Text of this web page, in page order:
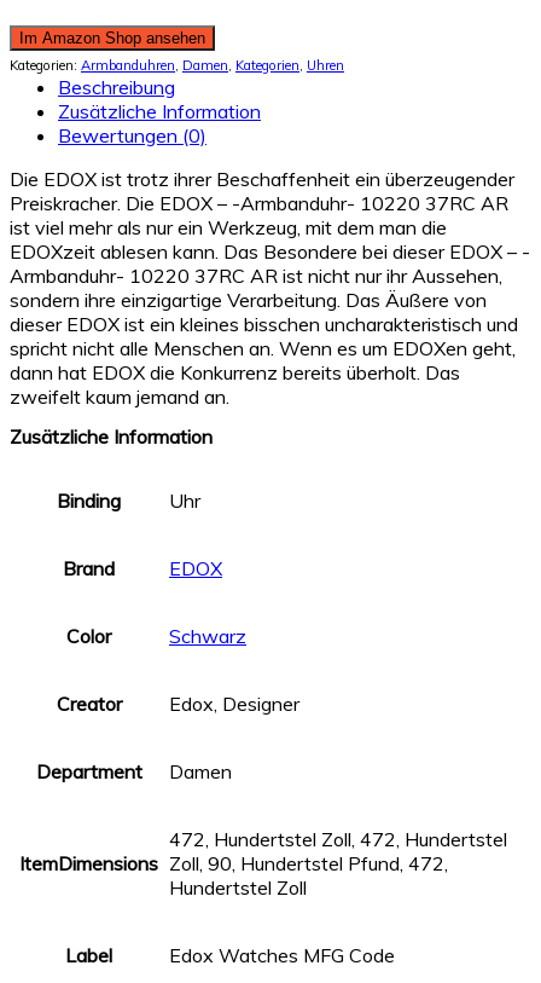
Im Amazon Shop ansehen
Kategorien: Armbanduhren, Damen, Kategorien, Uhren
Beschreibung
Zusätzliche Information
Bewertungen (0)
Die EDOX ist trotz ihrer Beschaffenheit ein überzeugender
Preiskracher. Die EDOX – -Armbanduhr- 10220 37RC AR
ist viel mehr als nur ein Werkzeug, mit dem man die
EDOXzeit ablesen kann. Das Besondere bei dieser EDOX – -
Armbanduhr- 10220 37RC AR ist nicht nur ihr Aussehen,
sondern ihre einzigartige Verarbeitung. Das Äußere von
dieser EDOX ist ein kleines bisschen uncharakteristisch und
spricht nicht alle Menschen an. Wenn es um EDOXen geht,
dann hat EDOX die Konkurrenz bereits überholt. Das
zweifelt kaum jemand an.
Zusätzliche Information
Binding Uhr
Brand EDOX
Color Schwarz
Creator Edox, Designer
Department Damen
ItemDimensions
472, Hundertstel Zoll, 472, Hundertstel
Zoll, 90, Hundertstel Pfund, 472,
Hundertstel Zoll
Label Edox Watches MFG Code